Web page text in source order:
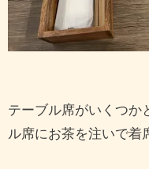
テーブル席がいくつか
ル席にお茶を注いで着